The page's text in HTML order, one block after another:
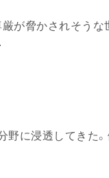
が脅かされそうな
野に浸透してきた。